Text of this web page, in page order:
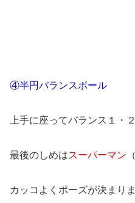
④半円バランスボール
上手に座ってバランス１・
最後のしめはスーパーマン
カッコよくポーズが決まり